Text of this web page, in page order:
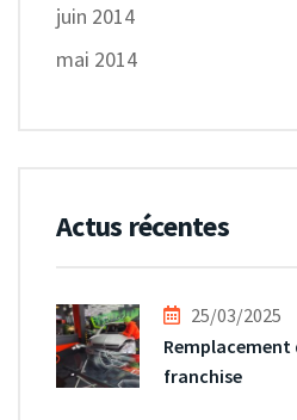
juin 2014
mai 2014
Actus récentes
25/03/2025
Remplacement
franchise